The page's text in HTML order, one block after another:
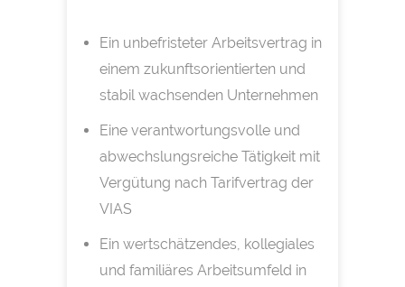
Ein unbefristeter Arbeitsvertrag in
einem zukunftsorientierten und
stabil wachsenden Unternehmen
Eine verantwortungsvolle und
abwechslungsreiche Tätigkeit mit
Vergütung nach Tarifvertrag der
VIAS
Ein wertschätzendes, kollegiales
und familiäres Arbeitsumfeld in